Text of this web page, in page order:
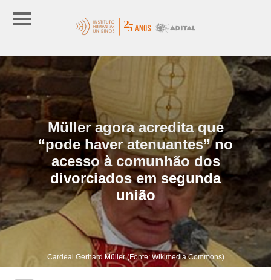
Müller agora acredita que
“pode haver atenuantes” no
acesso à comunhão dos
divorciados em segunda
união
Cardeal Gerhard Müller (Fonte: Wikimedia Commons)